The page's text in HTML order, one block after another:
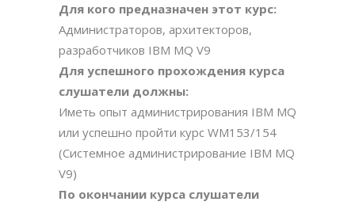
Для кого предназначен этот курс:
Администраторов, архитекторов,
разработчиков IBM MQ V9
Для успешного прохождения курса
слушатели должны:
Иметь опыт администрирования IBM MQ
или успешно пройти курс WM153/154
(Системное администрирование IBM MQ
V9)
По окончании курса слушатели